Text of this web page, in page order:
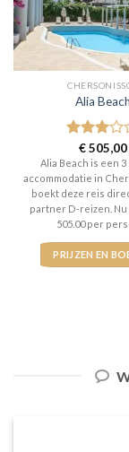
Alia Beach
3uit 5
€505,00
Alia Beach is een
accommodatie in
boekt deze reis
partner D-reizen. Nu
505.00 per
PRIJZEN EN